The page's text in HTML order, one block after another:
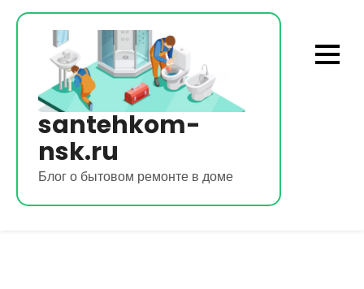
Перейти
содержимому
santehkom-
nsk.ru
Блог о бытовом ремонте в доме